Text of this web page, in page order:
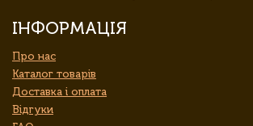
ІНФОРМАЦІЯ
Про нас
Каталог товарів
Доставка і оплата
Відгуки